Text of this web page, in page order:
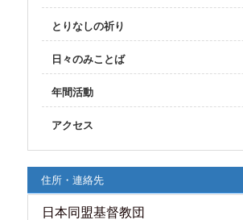
とりなしの祈り
日々のみことば
年間活動
アクセス
住所・連絡先
日本同盟基督教団